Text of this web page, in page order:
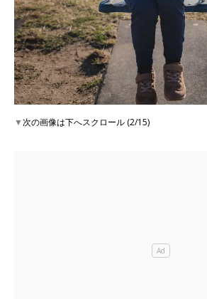
▼次の画像は下へスクロール (2/15)